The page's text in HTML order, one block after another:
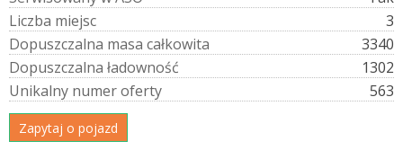
Liczba miejsc
3
Dopuszczalna masa całkowita
3340
Dopuszczalna ładowność
1302
Unikalny numeroferty 563
Zapytaj o pojazd